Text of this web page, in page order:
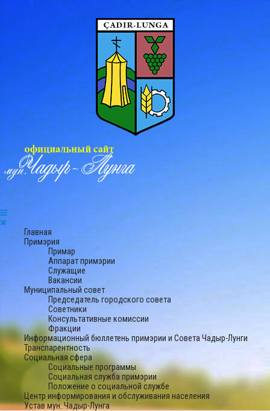
Главная
Примэрия
Примар
Аппарат примэрии
Служащие
Вакансии
Муниципальный совет
Председатель городского совета
Советники
Консультативные комиссии
Фракции
Информационный бюллетень примэрии и Совета Чадыр-Лунги
Транспарентность
Социальная сфера
Социальные программы
Социальная служба примэрии
Положение о социальной службе
Центр информирования и обслуживания населения
Устав мун. Чадыр-Лунга